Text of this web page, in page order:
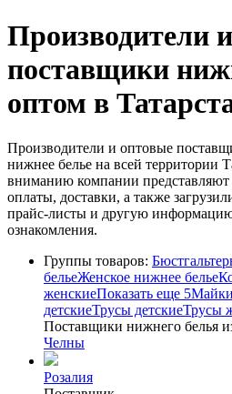
Производители и
поставщики
оптом в
Производители и оптовые
нижнее белье на всей территории
вниманию компании представляют
оплаты, доставки, а также
прайс-листы и другую информацию
ознакомления.
Группы товаров:
бельеЖенское нижнее белье
женскиеПоказать еще 5Майки
детскиеТрусы детскиеТрусы
Поставщики нижнего белья
Челны
Розалия